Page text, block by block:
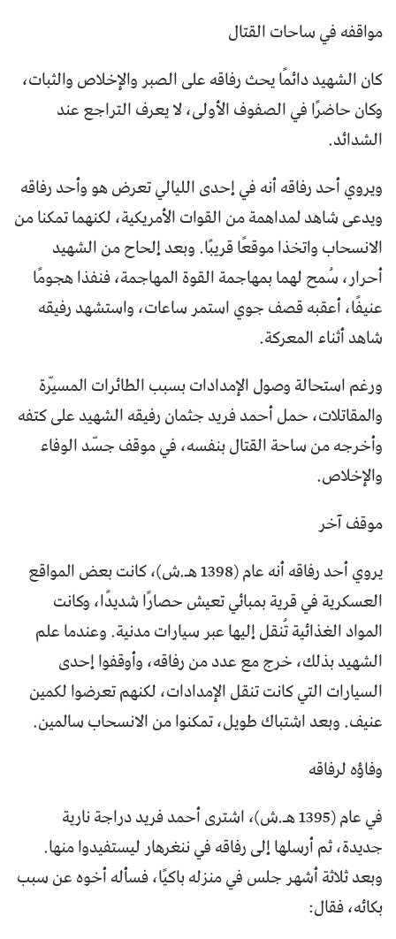
مواقفه في ساحات القتال
كان الشهيد دائمًا يحث رفاقه على الصبر والإخلاص والثبات،
وكان حاضرًا في الصفوف الأولى، لا يعرف التراجع عند
الشدائد.
ويروي أحد رفاقه أنه في إحدى الليالي تعرض هو وأحد رفاقه
ويدعى شاهد لمداهمة من القوات الأمريكية، لكنهما تمكنا من
الانسحاب واتخذا موقعًا قريبًا. وبعد إلحاح من الشهيد
أحرار، سُمح لهما بمهاجمة القوة المهاجمة، فنفذا هجومًا
عنيفًا، أعقبه قصف جوي استمر ساعات، واستشهد رفيقه
شاهد أثناء المعركة.
ورغم استحالة وصول الإمدادات بسبب الطائرات المسيّرة
والمقاتلات، حمل أحمد فريد جثمان رفيقه الشهيد على كتفه
وأخرجه من ساحة القتال بنفسه، في موقف جسّد الوفاء
والإخلاص.
موقف آخر
يروي أحد رفاقه أنه عام (1398 هـ.ش)، كانت بعض المواقع
العسكرية في قرية بمبائي تعيش حصارًا شديدًا، وكانت
المواد الغذائية تُنقل إليها عبر سيارات مدنية. وعندما علم
الشهيد بذلك، خرج مع عدد من رفاقه، وأوقفوا إحدى
السيارات التي كانت تنقل الإمدادات، لكنهم تعرضوا لكمين
عنيف. وبعد اشتباك طويل، تمكنوا من الانسحاب سالمين.
وفاؤه لرفاقه
في عام (1395 هـ.ش)، اشترى أحمد فريد دراجة نارية
جديدة، ثم أرسلها إلى رفاقه في ننغرهار ليستفيدوا منها.
وبعد ثلاثة أشهر جلس في منزله باكيًا، فسأله أخوه عن سبب
بكائه، فقال: